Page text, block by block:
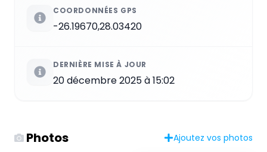
COORDONNÉES GPS
-26.19670,28.03420
DERNIÈRE MISE À JOUR
20 décembre 2025 à 15:02
Photos Ajoutez vos photos